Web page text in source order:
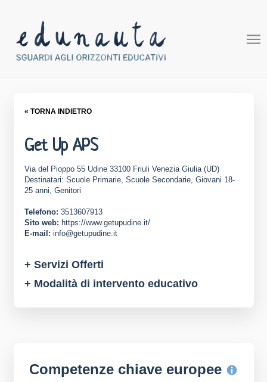
« TORNA INDIETRO
Get Up APS
Via del Pioppo 55 Udine 33100 Friuli Venezia Giulia (UD)
Destinatari: Scuole Primarie, Scuole Secondarie, Giovani 18-
25 anni, Genitori
Telefono: 3513607913
Sito web: https://www.getupudine.it/
E-mail: info@getupudine.it
+ Servizi Offerti
+ Modalità di intervento educativo
Competenze chiave europee